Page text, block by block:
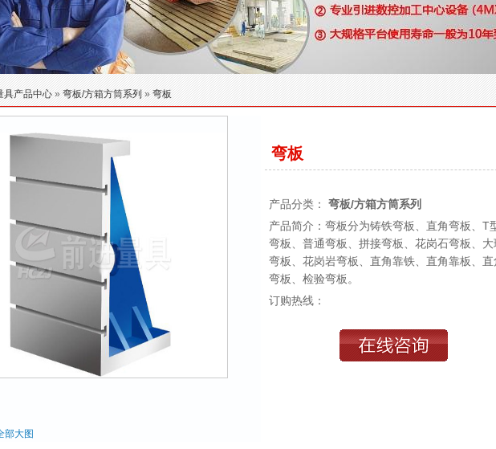
具产品中心»弯板/方箱方筒系列»弯板
部大图
弯板
产品分类： 弯板/方箱方筒系列
产品简介：弯板分为铸铁弯板、直角弯板、T
弯板、普通弯板、拼接弯板、花岗石弯板、大
弯板、花岗岩弯板、直角靠铁、直角靠板、直
弯板、检验弯板。
订购热线：